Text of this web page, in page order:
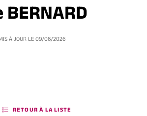
À JOUR LE09/06/2026
RETOUR À LA LISTE